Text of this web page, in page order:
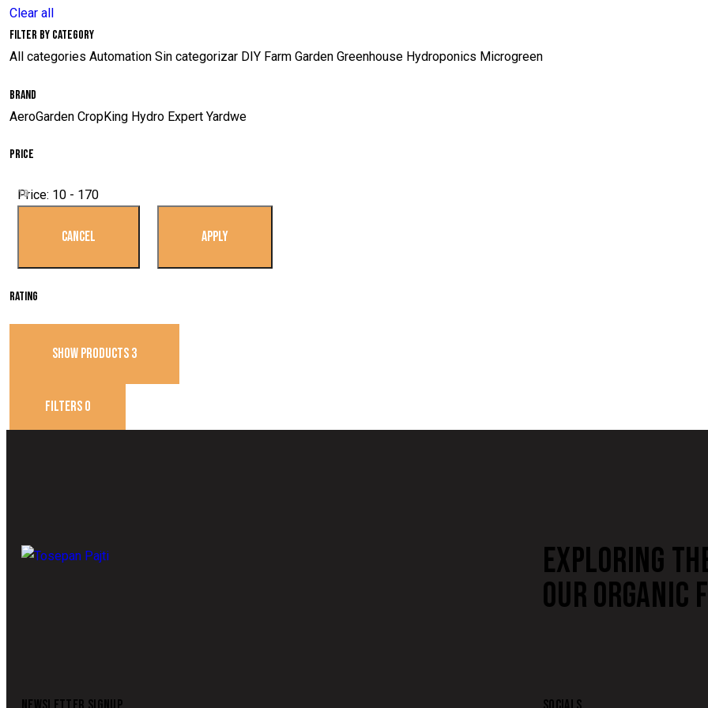
Clear all
Filter by category
All categories Automation Sin categorizar DIY Farm Garden Greenhouse Hydroponics Microgreen
Brand
AeroGarden CropKing Hydro Expert Yardwe
Price
10
Price: 10 - 170
Rating
SHOW PRODUCTS3
FILTERS0
EXPLORING
OUR ORGANIC